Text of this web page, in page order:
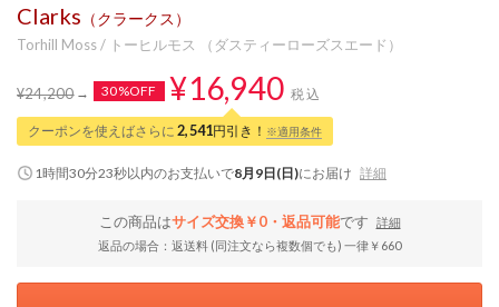
Clarks （クラークス）
Torhill Moss / トーヒルモス （ダスティーローズスエード）
¥24,200 30%OFF ¥16,940 税込
クーポンを使えばさらに 2,541円引き！ ※適用条件
1時間30分22秒以内のお支払いで8月9日(日)にお届け 詳細
この商品はサイズ交換￥0・返品可能です
詳細
返品の場合：返送料 (同注文なら複数個でも) 一律￥660